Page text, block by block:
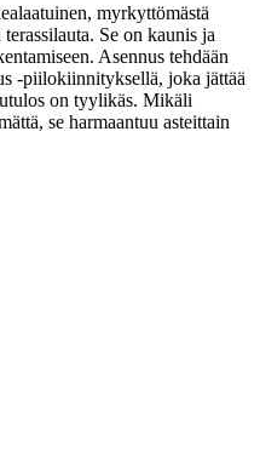
myrkyttömästä
Se on kaunis ja
Asennus tehdään
-piilokiinnityksellä, joka jättää
on tyylikäs. Mikäli
se harmaantuu asteittain